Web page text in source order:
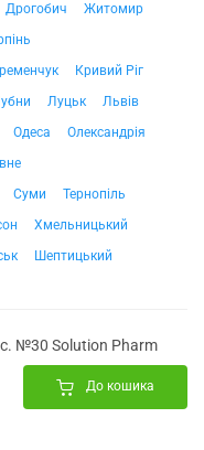
Дрогобич
Житомир
Кривий Ріг
Луцьк
Львів
Одеса
Олександрія
Суми
Тернопіль
Хмельницький
Шептицький
№30 Solution Pharm
До кошика